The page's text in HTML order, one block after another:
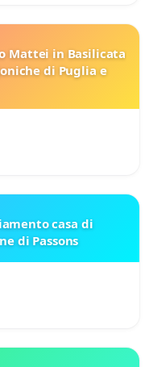
Mattei in Basilicata
di Puglia e
casa di
di Passons